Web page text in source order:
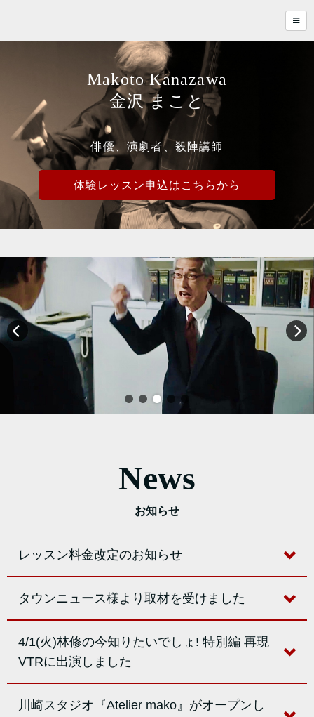
Makoto Kanazawa
金沢 まこと
俳優、演劇者、殺陣講師
体験レッスン申込はこちらから
News
お知らせ
レッスン料金改定のお知らせ
タウンニュース様より取材を受けました
4/1(火)林修の今知りたいでしょ! 特別編 再現
VTRに出演しました
川崎スタジオ『Atelier mako』がオープンし